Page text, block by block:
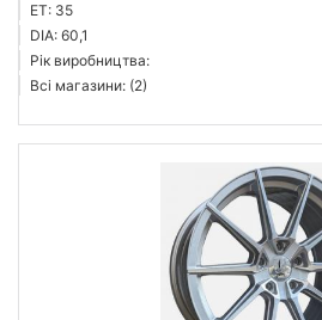
ET: 35
DIA: 60,1
Рік виробництва:
Всі магазини: (2)